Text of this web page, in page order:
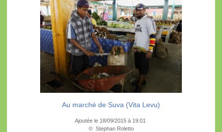
Au marché de Suva (Vita Levu)
Ajoutée le 18/09/2015 à 19:01
© Stephan Roletto